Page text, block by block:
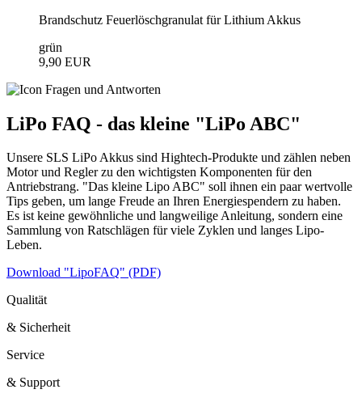
Brandschutz Feuerlöschgranulat für Lithium Akkus
grün
9,90 EUR
LiPo FAQ - das kleine "LiPo ABC"
Unsere SLS LiPo Akkus sind Hightech-Produkte und zählen neben
Motor und Regler zu den wichtigsten Komponenten für den
Antriebstrang. "Das kleine Lipo ABC" soll ihnen ein paar wertvolle
Tips geben, um lange Freude an Ihren Energiespendern zu haben.
Es ist keine gewöhnliche und langweilige Anleitung, sondern eine
Sammlung von Ratschlägen für viele Zyklen und langes Lipo-
Leben.
Download "LipoFAQ" (PDF)
Qualität
& Sicherheit
Service
& Support